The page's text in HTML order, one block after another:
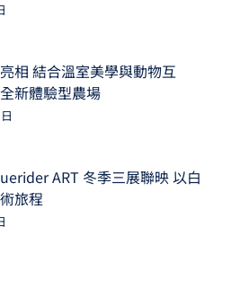
相 結合溫室美學與動物互
新體驗型農場
ART 冬季三展聯映 以白
旅程